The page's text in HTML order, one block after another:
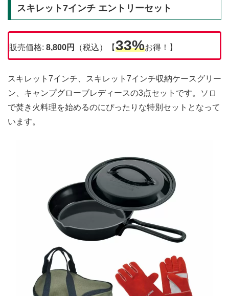
スキレット7インチ エントリーセット
販売価格: 8,800円 （税込）【33%お得！】
スキレット7インチ、スキレット7インチ収納ケースグリー
ン、キャンプグローブレディースの3点セットです。ソロ
で焚き火料理を始めるのにぴったりな特別セットとなって
います。